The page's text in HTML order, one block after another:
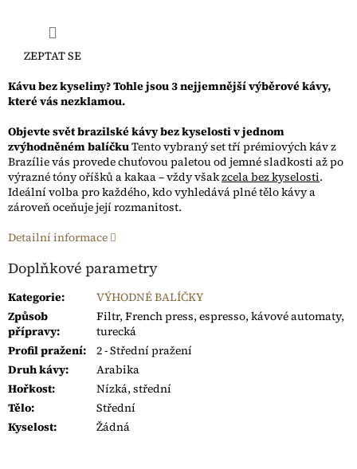
ZEPTAT SE
Kávu bez kyseliny? Tohle jsou 3 nejjemnější výběrové kávy,
které vás nezklamou.
Objevte svět brazilské kávy bez kyselosti v jednom
zvýhodněném balíčkuTento vybraný set tří prémiových káv z
Brazílie vás provede chuťovou paletou od jemné sladkosti až po
výrazné tóny oříšků a kakaa – vždy všakzcela bez kyselosti.
Ideální volba pro každého, kdo vyhledává plné tělo kávy a
zároveň oceňuje její rozmanitost.
Detailní informace
Doplňkové parametry
Kategorie:
VÝHODNÉ BALÍČKY
Způsob
přípravy:
Filtr, French press, espresso, kávové automaty,
turecká
Profil pražení:
2 - Střední pražení
Druh kávy:
Arabika
Hořkost:
Nízká, střední
Tělo:
Střední
Kyselost: Žádná